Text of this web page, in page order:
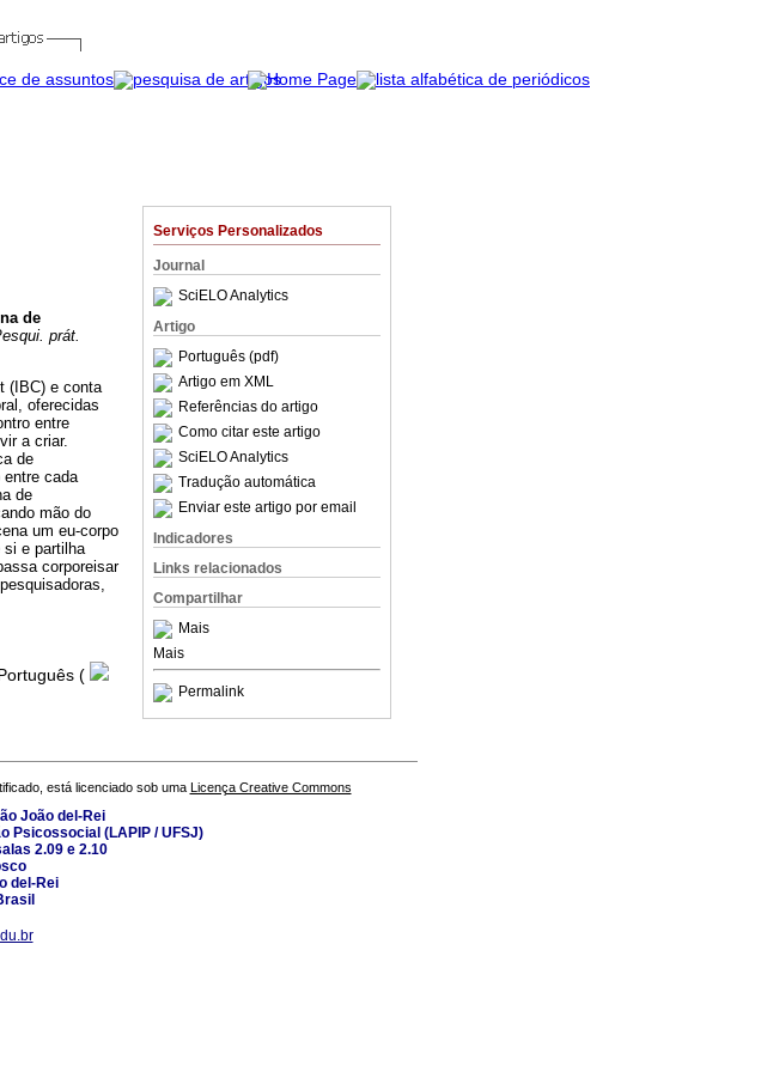
Serviços Personalizados
Journal
SciELO Analytics
Artigo
Português (pdf)
Artigo em XML
Referências do artigo
Como citar este artigo
SciELO Analytics
Tradução automática
Enviar este artigo por email
Indicadores
Links relacionados
Compartilhar
Mais
Mais
Permalink
de
prát.
(IBC) e conta
oferecidas
entre
a criar.
de
entre cada
de
mão do
um eu-corpo
si e partilha
corporeisar
(
está licenciado sob uma Licença Creative Commons
João del-Rei
Psicossocial (LAPIP / UFSJ)
2.09 e 2.10
del-Rei